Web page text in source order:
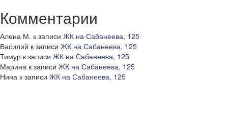
Комментарии
Алена М. к записи ЖК на Сабанеева, 125
Василий к записи ЖК на Сабанеева, 125
Тимур к записи ЖК на Сабанеева, 125
Марина к записи ЖК на Сабанеева, 125
Нина к записи ЖК на Сабанеева, 125